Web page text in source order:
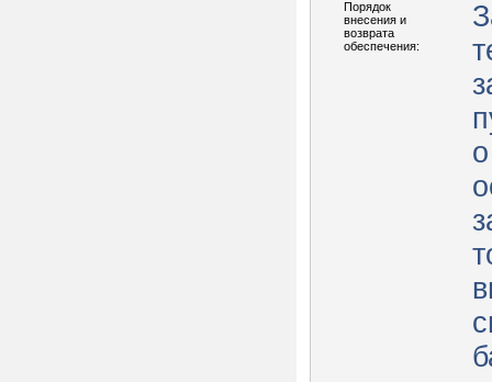
Порядок
внесения и
возврата
обеспечения: